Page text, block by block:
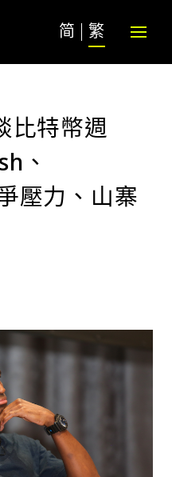
简 繁
比特幣週
、
壓力、山寨